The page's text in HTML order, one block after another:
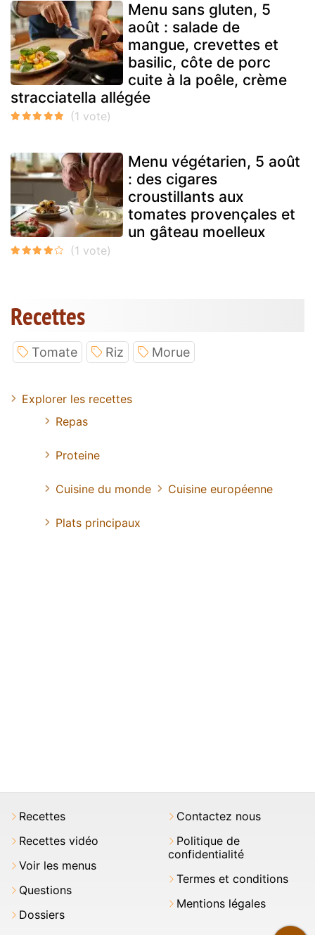
Menu sans gluten, 5
août : salade de
mangue, crevettes et
basilic, côte de porc
cuite à la poêle, crème
stracciatella allégée
Menu végétarien, 5 août
: des cigares
croustillants aux
tomates provençales et
un gâteau moelleux
Recettes
Tomate Riz Morue
Explorer les recettes
Repas
Proteine
Cuisine du monde Cuisine européenne
Plats principaux
Recettes
Recettes vidéo
Voir les menus
Questions
Dossiers
Contactez nous
Politique de
confidentialité
Termes et conditions
Mentions légales